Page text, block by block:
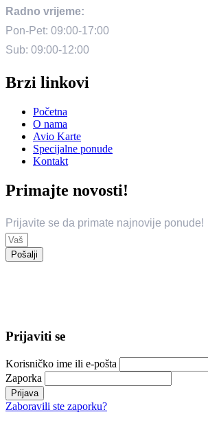
Radno vrijeme:
Pon-Pet: 09:00-17:00
Sub: 09:00-12:00
Brzi linkovi
Početna
O nama
Avio Karte
Specijalne ponude
Kontakt
Primajte novosti!
Prijavite se da primate najnovije ponude!
Pošalji
Prijaviti se
Korisničko ime ili e-pošta
Zaporka
Zaboravili ste zaporku?